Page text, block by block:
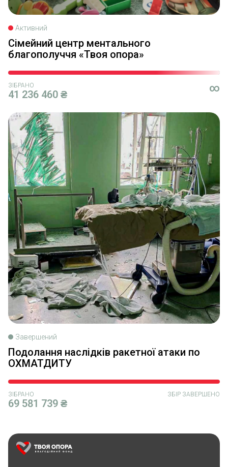
Активний
Сімейний центр ментального
благополуччя «Твоя опора»
ЗІБРАНО
41 236 460 ₴
∞
Завершений
Подолання наслідків ракетної атаки по
ОХМАТДИТУ
ЗІБРАНО
69 581 739 ₴
ЗБІР ЗАВЕРШЕНО